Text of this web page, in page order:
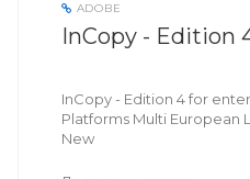
ADOBE
InCopy - Edition
InCopy - Edition 4 for
Platforms Multi European
New